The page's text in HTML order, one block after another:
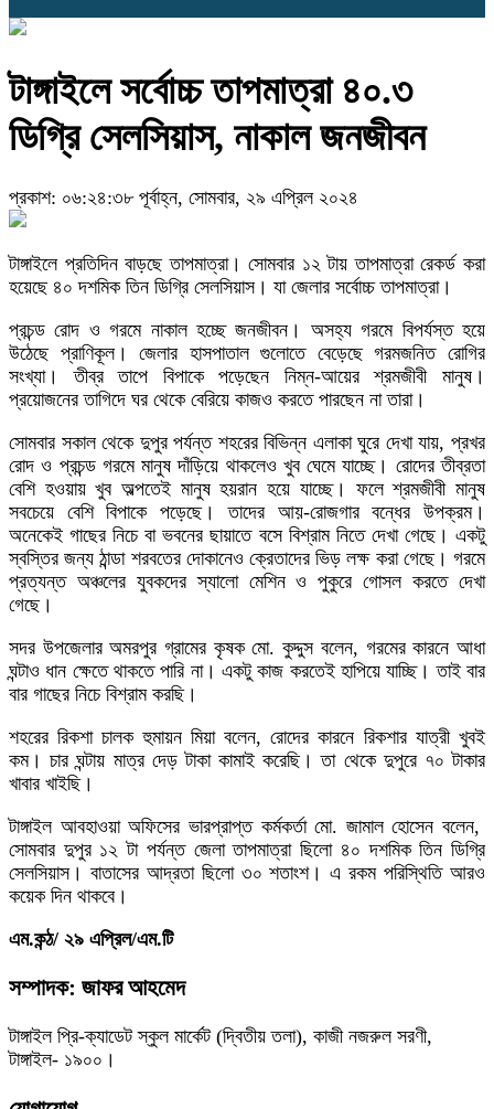
টাঙ্গাইলে সর্বোচ্চ তাপমাত্রা ৪০.৩
ডিগ্রি সেলসিয়াস, নাকাল জনজীবন
প্রকাশ: ০৬:২৪:৩৮ পূর্বাহ্ন, সোমবার, ২৯ এপ্রিল ২০২৪
টাঙ্গাইলে প্রতিদিন বাড়ছে তাপমাত্রা। সোমবার ১২ টায় তাপমাত্রা রেকর্ড করা
হয়েছে ৪০ দশমিক তিন ডিগ্রি সেলসিয়াস। যা জেলার সর্বোচ্চ তাপমাত্রা।
প্রচন্ড রোদ ও গরমে নাকাল হচ্ছে জনজীবন। অসহ্য গরমে বিপর্যস্ত হয়ে
উঠেছে প্রাণিকূল। জেলার হাসপাতাল গুলোতে বেড়েছে গরমজনিত রোগির
সংখ্যা। তীব্র তাপে বিপাকে পড়েছেন নিম্ন-আয়ের শ্রমজীবী মানুষ।
প্রয়োজনের তাগিদে ঘর থেকে বেরিয়ে কাজও করতে পারছেন না তারা।
সোমবার সকাল থেকে দুপুর পর্যন্ত শহরের বিভিন্ন এলাকা ঘুরে দেখা যায়, প্রখর
রোদ ও প্রচন্ড গরমে মানুষ দাঁড়িয়ে থাকলেও খুব ঘেমে যাচ্ছে। রোদের তীব্রতা
বেশি হওয়ায় খুব অল্পতেই মানুষ হয়রান হয়ে যাচ্ছে। ফলে শ্রমজীবী মানুষ
সবচেয়ে বেশি বিপাকে পড়েছে। তাদের আয়-রোজগার বন্ধের উপক্রম।
অনেকেই গাছের নিচে বা ভবনের ছায়াতে বসে বিশ্রাম নিতে দেখা গেছে। একটু
স্বস্তির জন্য ঠান্ডা শরবতের দোকানেও ক্রেতাদের ভিড় লক্ষ করা গেছে। গরমে
প্রত্যন্ত অঞ্চলের যুবকদের স্যালো মেশিন ও পুকুরে গোসল করতে দেখা
গেছে।
সদর উপজেলার অমরপুর গ্রামের কৃষক মো. কুদ্দুস বলেন, গরমের কারনে আধা
ঘন্টাও ধান ক্ষেতে থাকতে পারি না। একটু কাজ করতেই হাপিয়ে যাচ্ছি। তাই বার
বার গাছের নিচে বিশ্রাম করছি।
শহরের রিকশা চালক হুমায়ন মিয়া বলেন, রোদের কারনে রিকশার যাত্রী খুবই
কম। চার ঘন্টায় মাত্র দেড় টাকা কামাই করেছি। তা থেকে দুপুরে ৭০ টাকার
খাবার খাইছি।
টাঙ্গাইল আবহাওয়া অফিসের ভারপ্রাপ্ত কর্মকর্তা মো. জামাল হোসেন বলেন,
সোমবার দুপুর ১২ টা পর্যন্ত জেলা তাপমাত্রা ছিলো ৪০ দশমিক তিন ডিগ্রি
সেলসিয়াস। বাতাসের আদ্রতা ছিলো ৩০ শতাংশ। এ রকম পরিস্থিতি আরও
কয়েক দিন থাকবে।
এম.কন্ঠ/ ২৯ এপ্রিল/এম.টি
সম্পাদক: জাফর আহমেদ
টাঙ্গাইল প্রি-ক্যাডেট স্কুল মার্কেট (দ্বিতীয় তলা), কাজী নজরুল সরণী,
টাঙ্গাইল- ১৯০০।